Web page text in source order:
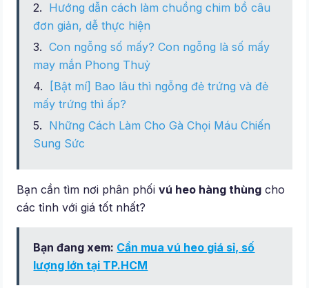
Hướng dẫn cách làm chuồng chim bồ câu
đơn giản, dễ thực hiện
Con ngỗng số mấy? Con ngỗng là số mấy
may mắn Phong Thuỷ
[Bật mí] Bao lâu thì ngỗng đẻ trứng và đẻ
mấy trứng thì ấp?
Những Cách Làm Cho Gà Chọi Máu Chiến
Sung Sức
Bạn cần tìm nơi phân phốivú heo hàng thùng cho
các tỉnh với giá tốt nhất?
Bạn đang xem: Cần mua vú heo giá sỉ, số
lượng lớn tại TP.HCM